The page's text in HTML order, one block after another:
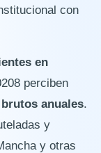
con
en
perciben
brutos anuales.
y
y otras